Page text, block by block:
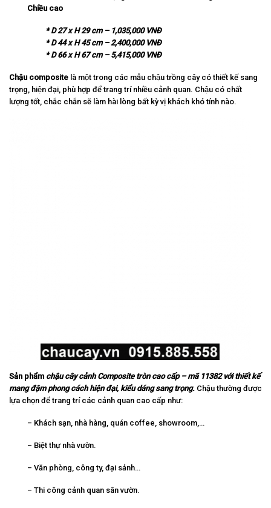
Chiều cao
* D 27 x H 29 cm – 1,035,000 VNĐ
* D 44 x H 45 cm – 2,400,000 VNĐ
* D 66 x H 67 cm – 5,415,000 VNĐ
Chậu composite là một trong các mẫu chậu trồng cây có thiết kế sang
trọng, hiện đại, phù hợp để trang trí nhiều cảnh quan. Chậu có chất
lượng tốt, chắc chắn sẽ làm hài lòng bất kỳ vị khách khó tính nào.
Sản phẩm chậu cây cảnh Composite tròn cao cấp – mã 11382 với thiết kế
mang đậm phong cách hiện đại, kiểu dáng sang trọng. Chậu thường được
lựa chọn để trang trí các cảnh quan cao cấp như:
– Khách sạn, nhà hàng, quán coffee, showroom,…
– Biệt thự nhà vườn.
– Văn phòng, công ty, đại sảnh…
– Thi công cảnh quan sân vườn.